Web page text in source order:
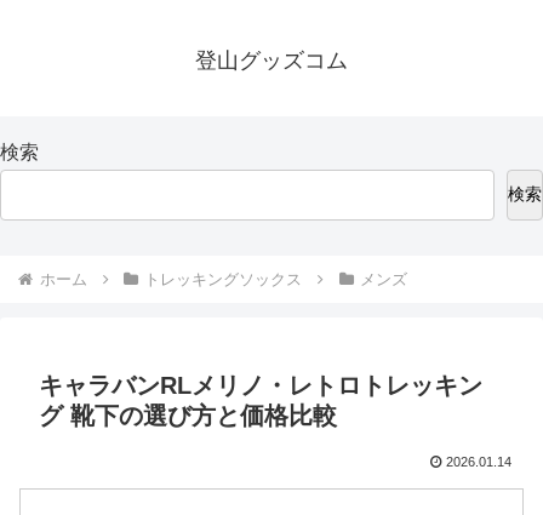
登山グッズコム
検索
検索
ホーム トレッキングソックス メンズ
キャラバンRLメリノ・レトロトレッキン
グ 靴下の選び方と価格比較
2026.01.14